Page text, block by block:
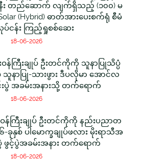
နီး တည်ဆောက် လျက်ရှိသည့် (၁၀၀) မ
Solar (Hybrid) ဓာတ်အားပေးစက်ရုံ စီမံ
ငန်း ကြည့်ရှုစစ်ဆေး
18-06-2026
န်ကြီးချုပ် ဦးတင်ကိုကို သူနာပြုသိပ္ပံ
နာပြု-သားဖွား ဒီပလိုမာ အောင်လ
ပွဲ အခမ်းအနားသို့ တက်ရောက်
18-06-2026
န်ကြီးချုပ် ဦးတင်ကိုကို နည်းပညာတ
နှစ် ပါမောက္ခချုပ်ဖလား မိုးရာသီအ
ဖွင့်ပွဲအခမ်းအနား တက်ရောက်
18-06-2026